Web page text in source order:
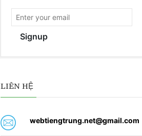
Signup
LIÊN HỆ
webtiengtrung.net@gmail.com